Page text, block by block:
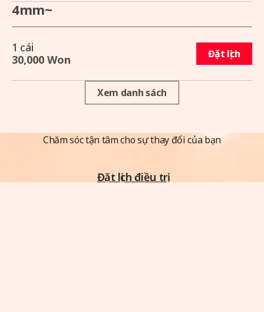
4mm~
1 cái
30,000 Won
Đặt lịch
Xem danh sách
Chăm sóc tận tâm cho sự thay đổi của bạn
Đặt lịch điều trị